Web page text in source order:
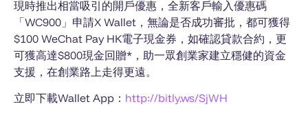
現時推出相當吸引的開戶優惠，全新客戶輸入優惠碼
「WC900」申請X Wallet，無論是否成功審批，都可獲得
$100 WeChat Pay HK電子現金券，如確認貸款合約，更
可獲高達$800現金回贈*，助一眾創業家建立穩健的資金
支援，在創業路上走得更遠。
立即下載Wallet App： http://bitly.ws/SjWH